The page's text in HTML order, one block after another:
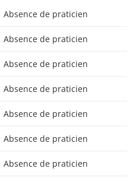
Absence de praticien
Absence de praticien
Absence de praticien
Absence de praticien
Absence de praticien
Absence de praticien
Absence de praticien